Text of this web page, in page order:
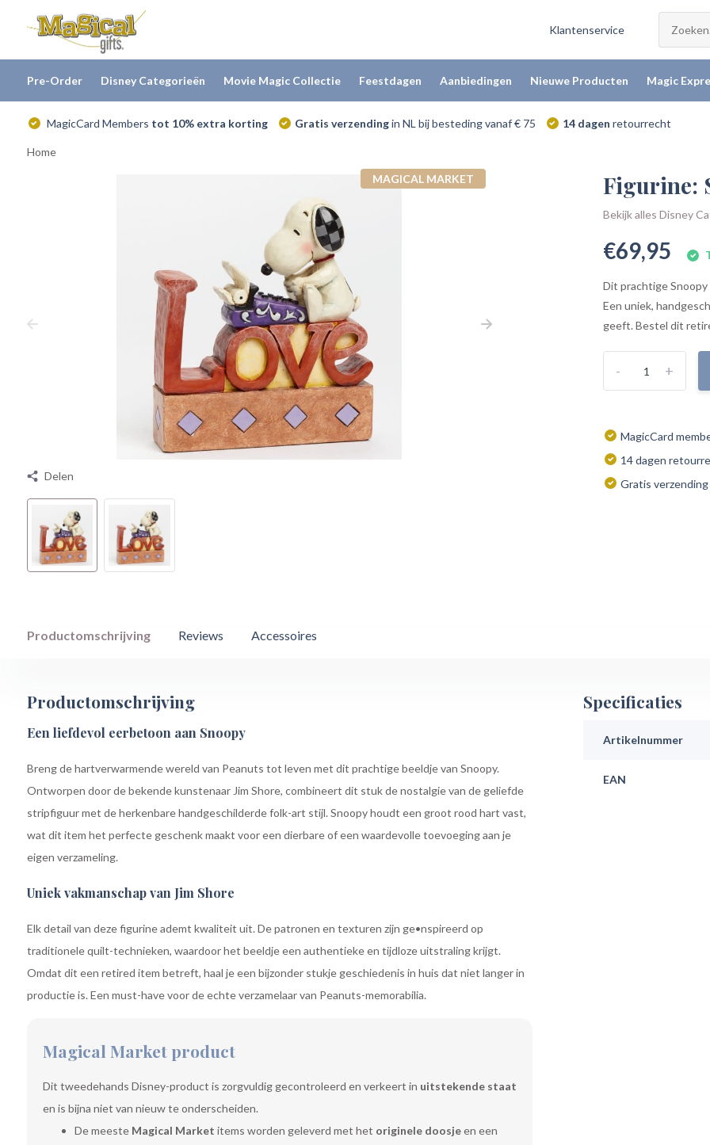
Klantenservice
Pre-Order Disney Categorieën Movie Magic Collectie Feestdagen Aanbiedingen Nieuwe Producten Magic
MagicCard Members tot 10% extra korting Gratis verzendingin NL bij besteding vanaf € 75 14 dagen retourrecht
Home
MAGICAL MARKET
Delen
Figurine:
Bekijk alles Disney
€69,95
Dit prachtige
Een uniek,
geeft. Bestel dit
+
-
MagicCard
14 dagen
Gratis
Productomschrijving Reviews Accessoires
Productomschrijving
Een liefdevol eerbetoon aan Snoopy
Breng de hartverwarmende wereld van Peanuts tot leven met dit prachtige beeldje van Snoopy.
Ontworpen door de bekende kunstenaar Jim Shore, combineert dit stuk de nostalgie van de geliefde
stripfiguur met de herkenbare handgeschilderde folk-art stijl. Snoopy houdt een groot rood hart vast,
wat dit item het perfecte geschenk maakt voor een dierbare of een waardevolle toevoeging aan je
eigen verzameling.
Uniek vakmanschap van Jim Shore
Elk detail van deze figurine ademt kwaliteit uit. De patronen en texturen zijn ge•nspireerd op
traditionele quilt-technieken, waardoor het beeldje een authentieke en tijdloze uitstraling krijgt.
Omdat dit een retired item betreft, haal je een bijzonder stukje geschiedenis in huis dat niet langer in
productie is. Een must-have voor de echte verzamelaar van Peanuts-memorabilia.
Magical Market product
Dit tweedehands Disney-product is zorgvuldig gecontroleerd en verkeert in uitstekende staat
en is bijna niet van nieuw te onderscheiden.
De meeste Magical Market items worden geleverd met het originele doosjeen een
Specificaties
Artikelnummer
EAN